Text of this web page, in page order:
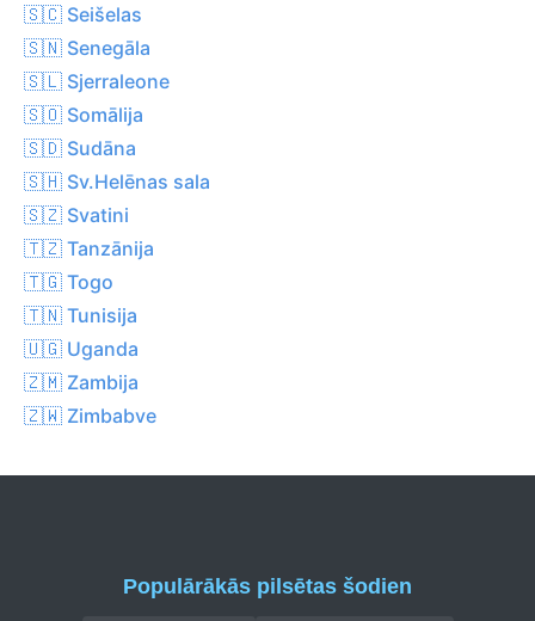
🇸🇨 Seišelas
🇸🇳 Senegāla
🇸🇱 Sjerraleone
🇸🇴 Somālija
🇸🇩 Sudāna
🇸🇭 Sv.Helēnas sala
🇸🇿 Svatini
🇹🇿 Tanzānija
🇹🇬 Togo
🇹🇳 Tunisija
🇺🇬 Uganda
🇿🇲 Zambija
🇿🇼 Zimbabve
Populārākās pilsētas šodien